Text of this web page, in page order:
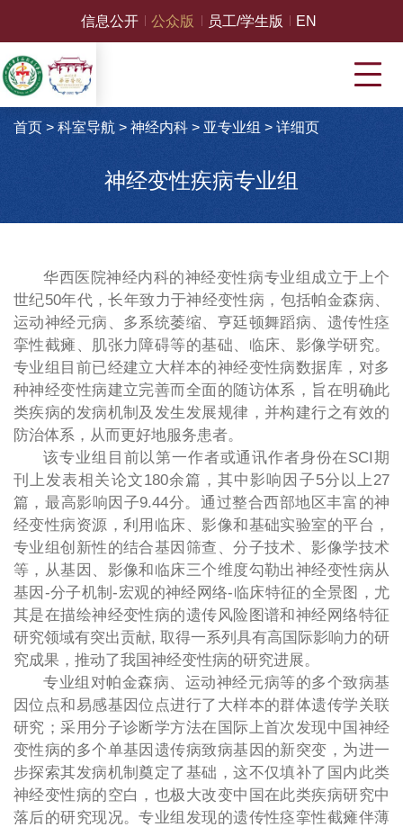
信息公开 公众版 员工/学生版 EN
首页 > 科室导航> 神经内科> 亚专业组 > 详细页
神经变性疾病专业组
华西医院神经内科的神经变性病专业组成立于上个
世纪50年代，长年致力于神经变性病，包括帕金森病、
运动神经元病、多系统萎缩、亨廷顿舞蹈病、遗传性痉
挛性截瘫、肌张力障碍等的基础、临床、影像学研究。
专业组目前已经建立大样本的神经变性病数据库，对多
种神经变性病建立完善而全面的随访体系，旨在明确此
类疾病的发病机制及发生发展规律，并构建行之有效的
防治体系，从而更好地服务患者。
该专业组目前以第一作者或通讯作者身份在SCI期
刊上发表相关论文180余篇，其中影响因子5分以上27
篇，最高影响因子9.44分。通过整合西部地区丰富的神
经变性病资源，利用临床、影像和基础实验室的平台，
专业组创新性的结合基因筛查、分子技术、影像学技术
等，从基因、影像和临床三个维度勾勒出神经变性病从
基因-分子机制-宏观的神经网络-临床特征的全景图，尤
其是在描绘神经变性病的遗传风险图谱和神经网络特征
研究领域有突出贡献, 取得一系列具有高国际影响力的研
究成果，推动了我国神经变性病的研究进展。
专业组对帕金森病、运动神经元病等的多个致病基
因位点和易感基因位点进行了大样本的群体遗传学关联
研究；采用分子诊断学方法在国际上首次发现中国神经
变性病的多个单基因遗传病致病基因的新突变，为进一
步探索其发病机制奠定了基础，这不仅填补了国内此类
神经变性病的空白，也极大改变中国在此类疾病研究中
落后的研究现况。专业组发现的遗传性痉挛性截瘫伴薄